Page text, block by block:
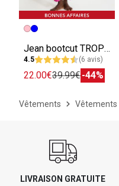
Jean bootcut TROPEZ RB02 femme
4.5 (6 avis)
22.00€39.99€-44%
Vêtements Vêtements
LIVRAISON GRATUITE